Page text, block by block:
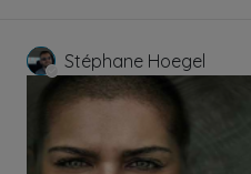
Stéphane Hoegel